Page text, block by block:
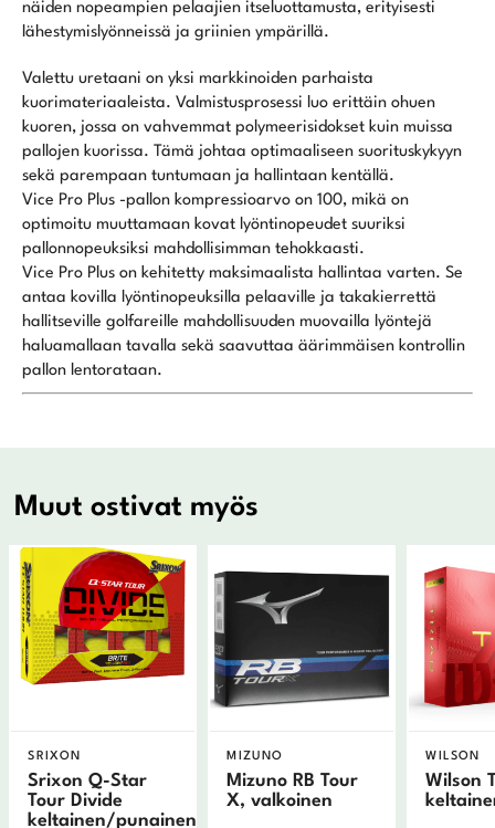
näiden nopeampien pelaajien itseluottamusta, erityisesti
lähestymislyönneissä ja griinien ympärillä.
Valettu uretaani on yksi markkinoiden parhaista
kuorimateriaaleista. Valmistusprosessi luo erittäin ohuen
kuoren, jossa on vahvemmat polymeerisidokset kuin muissa
pallojen kuorissa. Tämä johtaa optimaaliseen suorituskykyyn
sekä parempaan tuntumaan ja hallintaan kentällä.
Vice Pro Plus -pallon kompressioarvo on 100, mikä on
optimoitu muuttamaan kovat lyöntinopeudet suuriksi
pallonnopeuksiksi mahdollisimman tehokkaasti.
Vice Pro Plus on kehitetty maksimaalista hallintaa varten. Se
antaa kovilla lyöntinopeuksilla pelaaville ja takakierrettä
hallitseville golfareille mahdollisuuden muovailla lyöntejä
haluamallaan tavalla sekä saavuttaa äärimmäisen kontrollin
pallon lentorataan.
Muut ostivat myös
SRIXON
Srixon Q-Star
Tour Divide
keltainen/punainen
MIZUNO
Mizuno RB Tour
X, valkoinen
WILSON
Wilson